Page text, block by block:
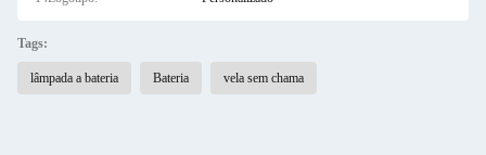
Tags:
lâmpada a bateria Bateria vela sem chama